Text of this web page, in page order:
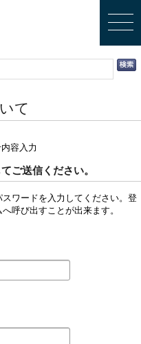
て
ご送信ください。
ワードを入力してください。登
呼び出すことが出来ます。